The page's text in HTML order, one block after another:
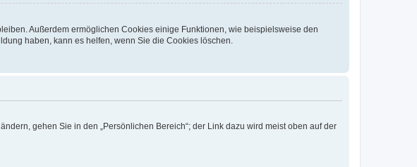
Außerdem ermöglichen Cookies einige Funktionen, wie beispielsweise den
haben, kann es helfen, wenn Sie die Cookies löschen.
gehen Sie in den „Persönlichen Bereich“; der Link dazu wird meist oben auf der